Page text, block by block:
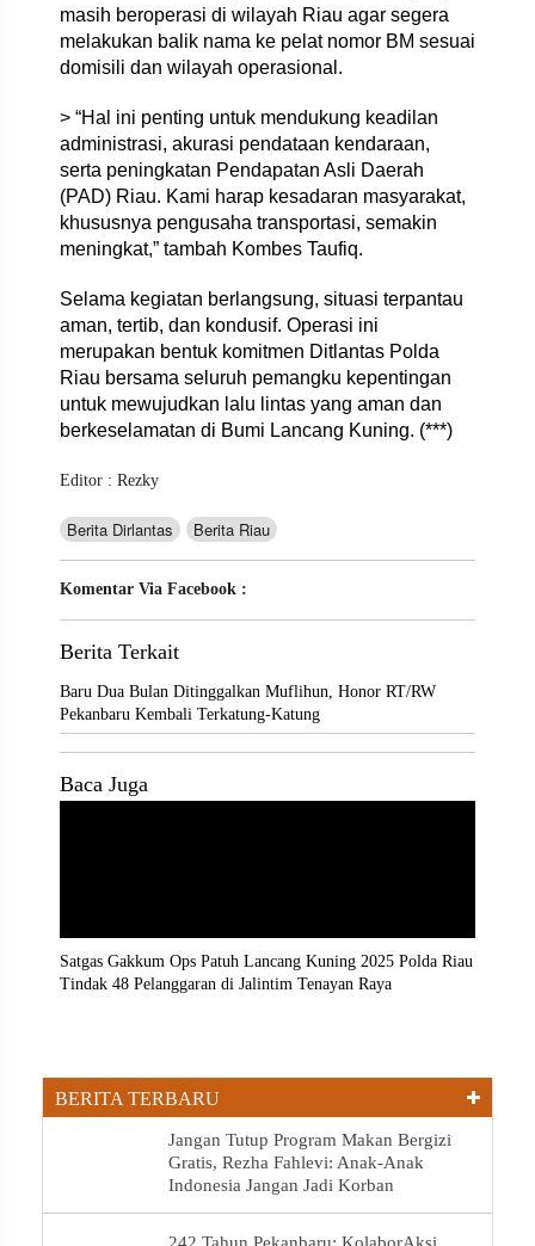
masih beroperasi di wilayah Riau agar segera
melakukan balik nama ke pelat nomor BM sesuai
domisili dan wilayah operasional.
> “Hal ini penting untuk mendukung keadilan
administrasi, akurasi pendataan kendaraan,
serta peningkatan Pendapatan Asli Daerah
(PAD) Riau. Kami harap kesadaran masyarakat,
khususnya pengusaha transportasi, semakin
meningkat,” tambah Kombes Taufiq.
Selama kegiatan berlangsung, situasi terpantau
aman, tertib, dan kondusif. Operasi ini
merupakan bentuk komitmen Ditlantas Polda
Riau bersama seluruh pemangku kepentingan
untuk mewujudkan lalu lintas yang aman dan
berkeselamatan di Bumi Lancang Kuning. (***)
Editor : Rezky
Berita Dirlantas Berita Riau
Komentar Via Facebook :
Berita Terkait
Baru Dua Bulan Ditinggalkan Muflihun, Honor RT/RW
Pekanbaru Kembali Terkatung-Katung
Baca Juga
Satgas Gakkum Ops Patuh Lancang Kuning 2025 Polda Riau
Tindak 48 Pelanggaran di Jalintim Tenayan Raya
BERITA TERBARU
Jangan Tutup Program Makan Bergizi
Gratis, Rezha Fahlevi: Anak-Anak
Indonesia Jangan Jadi Korban
242 Tahun Pekanbaru: KolaborAksi